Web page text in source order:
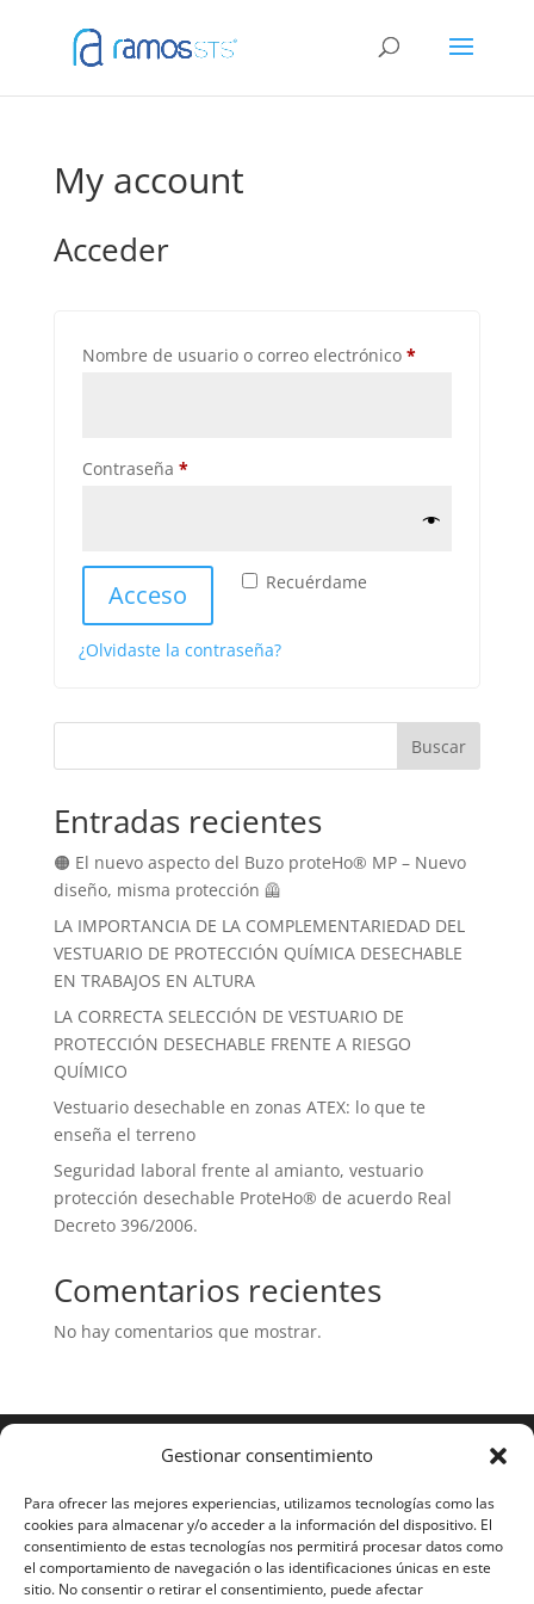
Gestionar consentimiento
Para ofrecer las mejores experiencias, utilizamos tecnologías como las
cookies para almacenar y/o acceder a la información del dispositivo. El
consentimiento de estas tecnologías nos permitirá procesar datos como
el comportamiento de navegación o las identificaciones únicas en este
sitio. No consentir o retirar el consentimiento, puede afectar
My account
Acceder
Nombre de usuario o correo electrónico *Obligatorio
Contraseña *Obligatorio
Recuérdame
Acceso
¿Olvidaste la contraseña?
Buscar
Entradas recientes
🟠 El nuevo aspecto del Buzo proteHo® MP – Nuevo
diseño, misma protección 🦺
LA IMPORTANCIA DE LA COMPLEMENTARIEDAD DEL
VESTUARIO DE PROTECCIÓN QUÍMICA DESECHABLE
EN TRABAJOS EN ALTURA
LA CORRECTA SELECCIÓN DE VESTUARIO DE
PROTECCIÓN DESECHABLE FRENTE A RIESGO
QUÍMICO
Vestuario desechable en zonas ATEX: lo que te
enseña el terreno
Seguridad laboral frente al amianto, vestuario
protección desechable ProteHo® de acuerdo Real
Decreto 396/2006.
Comentarios recientes
No hay comentarios que mostrar.